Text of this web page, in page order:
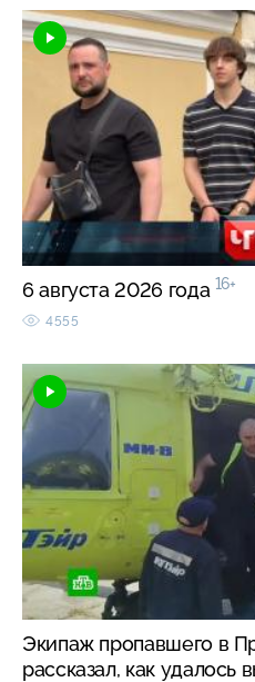
6 августа 2026 года 16+
4555
Экипаж пропавшего в
рассказал, как удалось